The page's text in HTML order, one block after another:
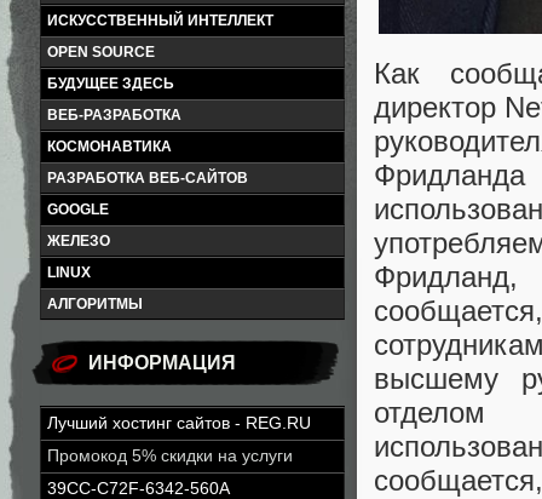
ИСКУССТВЕННЫЙ ИНТЕЛЛЕКТ
OPEN SOURCE
БУДУЩЕЕ ЗДЕСЬ
ВЕБ-РАЗРАБОТКА
КОСМОНАВТИКА
РАЗРАБОТКА ВЕБ-САЙТОВ
GOOGLE
ЖЕЛЕЗО
LINUX
АЛГОРИТМЫ
ИНФОРМАЦИЯ
Лучший хостинг сайтов - REG.RU
Промокод 5% скидки на услуги
39CC-C72F-6342-560A
Как
директор
высшему
отделом